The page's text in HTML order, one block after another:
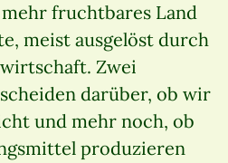
fruchtbares Land
meist ausgelöst durch
Zwei
darüber, ob wir
und mehr noch, ob
produzieren